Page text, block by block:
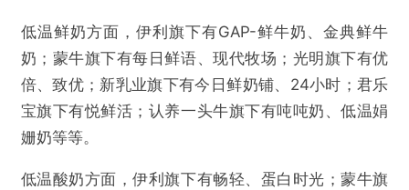
低温鲜奶方面，伊利旗下有GAP-鲜牛奶、金典鲜牛
奶；蒙牛旗下有每日鲜语、现代牧场；光明旗下有优
倍、致优；新乳业旗下有今日鲜奶铺、24小时；君乐
宝旗下有悦鲜活；认养一头牛旗下有吨吨奶、低温娟
姗奶等等。
低温酸奶方面，伊利旗下有畅轻、蛋白时光；蒙牛旗